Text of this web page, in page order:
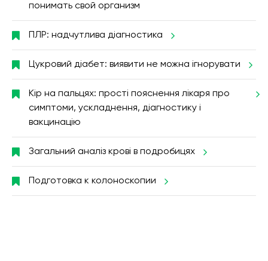
понимать свой организм
ПЛР: надчутлива діагностика
Цукровий діабет: виявити не можна ігнорувати
Кір на пальцях: прості пояснення лікаря про
симптоми, ускладнення, діагностику і
вакцинацію
Загальний аналіз крові в подробицях
Подготовка к колоноскопии